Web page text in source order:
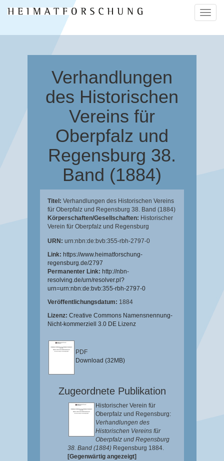
ein-/
Verhandlungen
des Historischen
Vereins für
Oberpfalz und
Regensburg 38.
Band (1884)
Titel: Verhandlungen des Historischen Vereins
für Oberpfalz und Regensburg 38. Band (1884)
Körperschaften/Gesellschaften: Historischer
Verein für Oberpfalz und Regensburg
URN: urn:nbn:de:bvb:355-rbh-2797-0
Link: https://www.heimatforschung-
regensburg.de/2797
Permanenter Link: http://nbn-
resolving.de/urn/resolver.pl?
urn=urn:nbn:de:bvb:355-rbh-2797-0
Veröffentlichungsdatum: 1884
Lizenz: Creative Commons Namensnennung-
Nicht-kommerziell 3.0 DE Lizenz
PDF
Download (32MB)
Zugeordnete Publikation
Historischer Verein für
Oberpfalz und Regensburg:
Verhandlungen des
Historischen Vereins für
Oberpfalz und Regensburg
38. Band (1884) Regensburg 1884.
[Gegenwärtig angezeigt]